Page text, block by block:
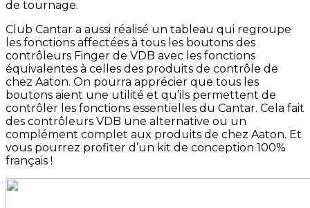
de tournage.
Club Cantar a aussi réalisé un tableau qui regroupe
les fonctions affectées à tous les boutons des
contrôleurs Finger de VDB avec les fonctions
équivalentes à celles des produits de contrôle de
chez Aaton. On pourra apprécier que tous les
boutons aient une utilité et qu’ils permettent de
contrôler les fonctions essentielles du Cantar. Cela fait
des contrôleurs VDB une alternative ou un
complément complet aux produits de chez Aaton. Et
vous pourrez profiter d’un kit de conception 100%
français !